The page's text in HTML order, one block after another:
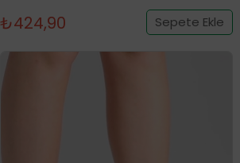
₺424,90 Sepete Ekle